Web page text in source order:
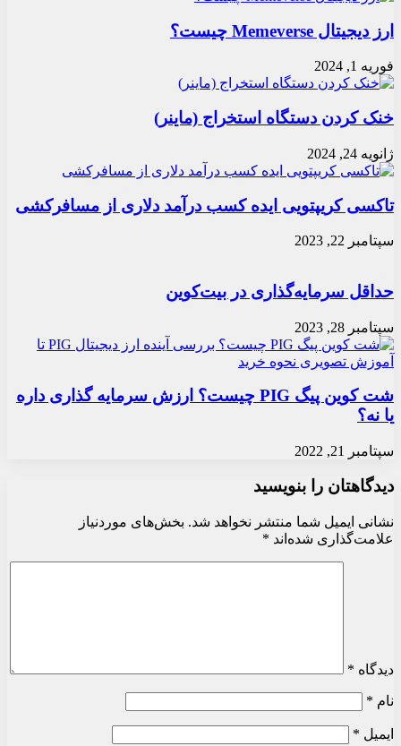
ارز دیجیتال Memeverse چیست؟
فوریه 1, 2024
خنک کردن دستگاه استخراج (ماینر)
ژانویه 24, 2024
تاکسی کریپتویی ایده کسب درآمد دلاری از مسافرکشی
سپتامبر 22, 2023
حداقل سرمایه‌گذاری در بیت‌کوین
سپتامبر 28, 2023
شت کوین پیگ PIG چیست؟ ارزش سرمایه گذاری داره
یا نه؟
سپتامبر 21, 2022
دیدگاهتان را بنویسید
نشانی ایمیل شما منتشر نخواهد شد. بخش‌های موردنیاز
علامت‌گذاری شده‌اند *
دیدگاه *
نام *
ایمیل *